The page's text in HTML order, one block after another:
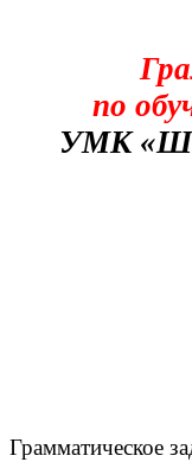
по
УМК
МОУ
Грамматическое